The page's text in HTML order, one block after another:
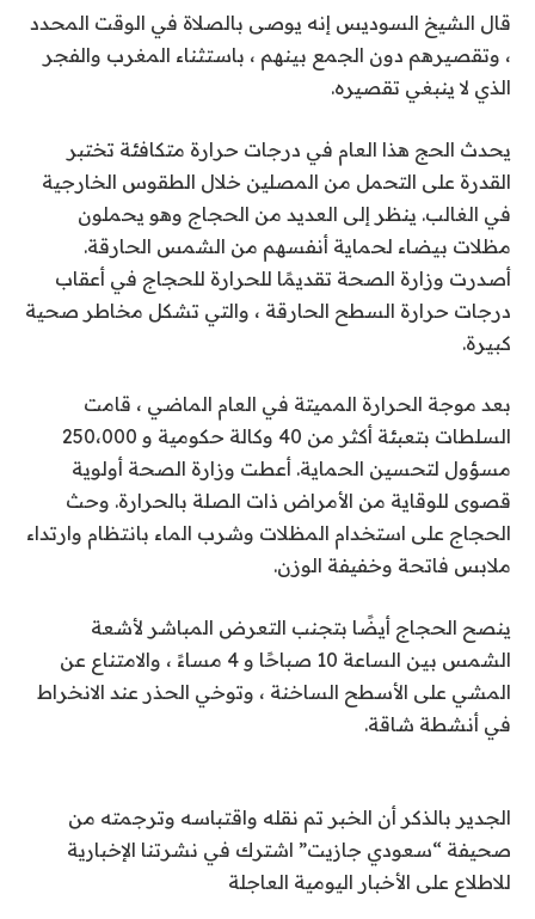
قال الشيخ السوديس إنه يوصى بالصلاة في الوقت المحدد
، وتقصيرهم دون الجمع بينهم ، باستثناء المغرب والفجر
الذي لا ينبغي تقصيره.
يحدث الحج هذا العام في درجات حرارة متكافئة تختبر
القدرة على التحمل من المصلين خلال الطقوس الخارجية
في الغالب. ينظر إلى العديد من الحجاج وهو يحملون
مظلات بيضاء لحماية أنفسهم من الشمس الحارقة.
أصدرت وزارة الصحة تقديمًا للحرارة للحجاج في أعقاب
درجات حرارة السطح الحارقة ، والتي تشكل مخاطر صحية
كبيرة.
بعد موجة الحرارة المميتة في العام الماضي ، قامت
السلطات بتعبئة أكثر من 40 وكالة حكومية و 250،000
مسؤول لتحسين الحماية. أعطت وزارة الصحة أولوية
قصوى للوقاية من الأمراض ذات الصلة بالحرارة. وحث
الحجاج على استخدام المظلات وشرب الماء بانتظام وارتداء
ملابس فاتحة وخفيفة الوزن.
ينصح الحجاج أيضًا بتجنب التعرض المباشر لأشعة
الشمس بين الساعة 10 صباحًا و 4 مساءً ، والامتناع عن
المشي على الأسطح الساخنة ، وتوخي الحذر عند الانخراط
في أنشطة شاقة.
الجدير بالذكر أن الخبر تم نقله واقتباسه وترجمته من
صحيفة “سعودي جازيت” اشترك في نشرتنا الإخبارية
للاطلاع على الأخبار اليومية العاجلة